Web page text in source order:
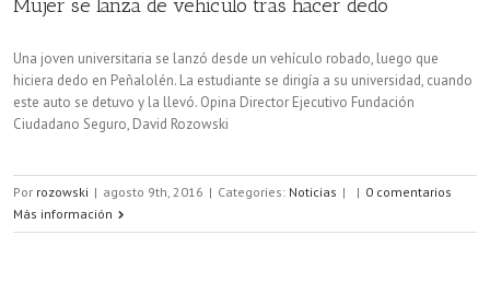
Mujer se lanza de vehículo tras hacer dedo
Una joven universitaria se lanzó desde un vehículo robado, luego que
hiciera dedo en Peñalolén. La estudiante se dirigía a su universidad, cuando
este auto se detuvo y la llevó. Opina Director Ejecutivo Fundación
Ciudadano Seguro, David Rozowski
Por rozowski | agosto 9th, 2016 | Categories: Noticias | | 0 comentarios
Más información